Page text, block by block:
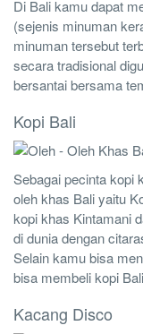
Di Bali kamu dapat
(sejenis minuman
minuman tersebut
secara tradisional
bersantai bersama
Kopi Bali
Sebagai pecinta kopi
oleh khas Bali yaitu
kopi khas Kintamani
di dunia dengan
Selain kamu bisa
bisa membeli kopi
Kacang Disco